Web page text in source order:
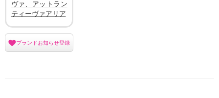
ヴァ、アットラン
ティーヴァアリア
ブランドお知らせ登録